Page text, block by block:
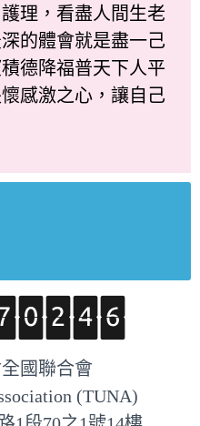
理，看盡人間生老
的體會就是盡一己
德降福普天下人平
感激之心，讓自己
國聯合會
(TUNA)